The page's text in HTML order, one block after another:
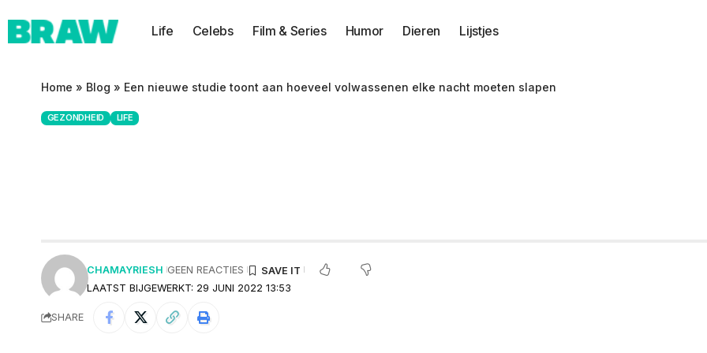
Life Celebs Film & Series Humor Dieren Lijstjes
Home » Blog » Een nieuwe studie toont aan hoeveel volwassenen elke nacht moeten slapen
GEZONDHEID LIFE
LAATST BIJGEWERKT: 29 JUNI 2022 13:53
CHAMAYRIESH GEEN REACTIES
SHARE